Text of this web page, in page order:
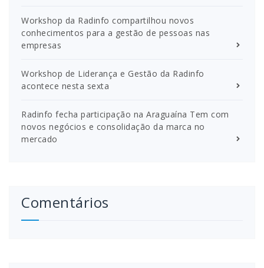
Workshop da Radinfo compartilhou novos
conhecimentos para a gestão de pessoas nas
empresas
Workshop de Liderança e Gestão da Radinfo
acontece nesta sexta
Radinfo fecha participação na Araguaína Tem com
novos negócios e consolidação da marca no
mercado
Comentários